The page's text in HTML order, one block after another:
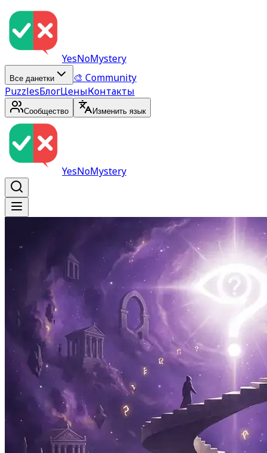
YesNoMystery
Все данетки
🎨 Community
PuzzlesБлогЦеныКонтакты
Сообщество Изменить язык
YesNoMystery